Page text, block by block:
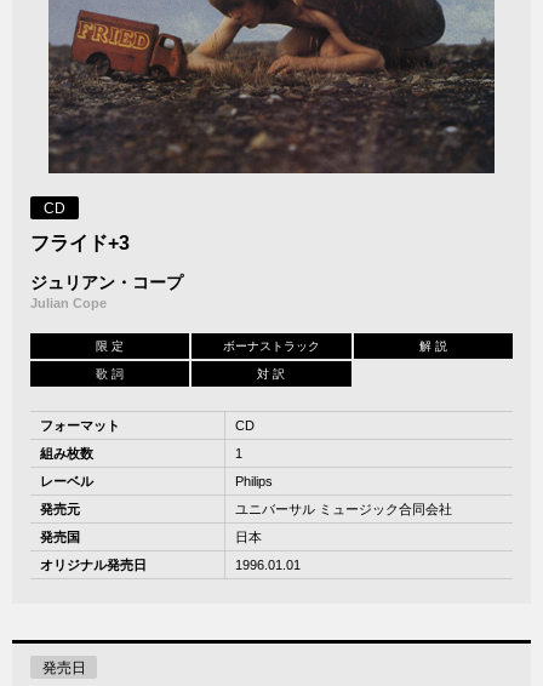
CD
フライド+3
ジュリアン・コープ
Julian Cope
限 定 ボーナストラック 解 説
歌 詞 対 訳
フォーマット
CD
組み枚数
1
レーベル
Philips
発売元
ユニバーサル ミュージック合同会社
発売国
日本
オリジナル発売日
1996.01.01
発売日